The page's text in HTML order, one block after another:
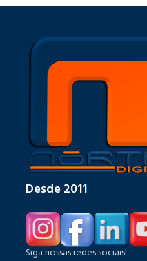
Desde 2011
Siga nossas redes sociais!